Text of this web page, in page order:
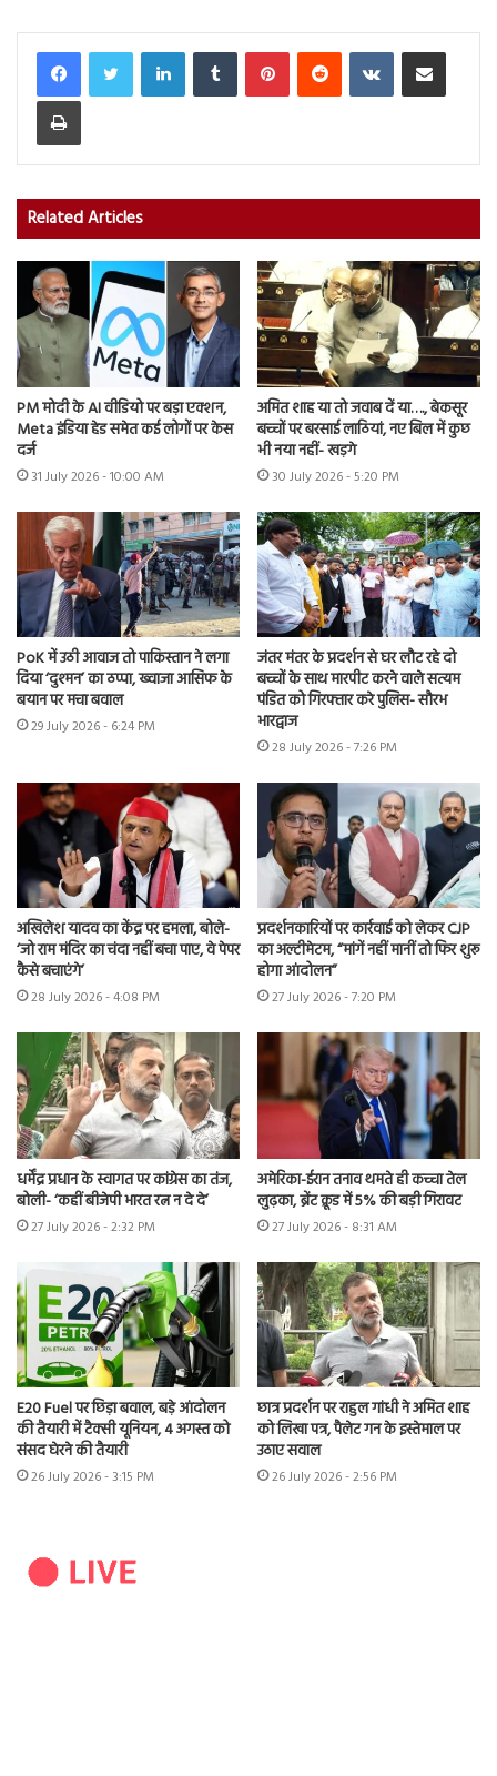
LinkedInTumblr PinterestReddit VKontakteShare via Email
Print
Related Articles
PM मोदी के AI वीडियो पर बड़ा एक्शन,
Meta इंडिया हेड समेत कई लोगों पर केस
दर्ज
31 July 2026 - 10:00 AM
अमित शाह या तो जवाब दें या…., बेकसूर
बच्चों पर बरसाई लाठियां, नए बिल में कुछ
भी नया नहीं- खड़गे
30 July 2026 - 5:20 PM
PoK में उठी आवाज तो पाकिस्तान ने लगा
दिया ‘दुश्मन’ का ठप्पा, ख्वाजा आसिफ के
बयान पर मचा बवाल
29 July 2026 - 6:24 PM
जंतर मंतर के प्रदर्शन से घर लौट रहे दो
बच्चों के साथ मारपीट करने वाले सत्यम
पंडित को गिरफ्तार करे पुलिस- सौरभ
भारद्वाज
28 July 2026 - 7:26 PM
अखिलेश यादव का केंद्र पर हमला, बोले-
‘जो राम मंदिर का चंदा नहीं बचा पाए, वे पेपर
कैसे बचाएंगे’
28 July 2026 - 4:08 PM
प्रदर्शनकारियों पर कार्रवाई को लेकर CJP
का अल्टीमेटम, “मांगें नहीं मानीं तो फिर शुरू
होगा आंदोलन”
27 July 2026 - 7:20 PM
धर्मेंद्र प्रधान के स्वागत पर कांग्रेस का तंज,
बोली- ‘कहीं बीजेपी भारत रत्न न दे दे’
27 July 2026 - 2:32 PM
अमेरिका-ईरान तनाव थमते ही कच्चा तेल
लुढ़का, ब्रेंट क्रूड में 5% की बड़ी गिरावट
27 July 2026 - 8:31 AM
E20 Fuel पर छिड़ा बवाल, बड़े आंदोलन
की तैयारी में टैक्सी यूनियन, 4 अगस्त को
संसद घेरने की तैयारी
26 July 2026 - 3:15 PM
छात्र प्रदर्शन पर राहुल गांधी ने अमित शाह
को लिखा पत्र, पैलेट गन के इस्तेमाल पर
उठाए सवाल
26 July 2026 - 2:56 PM